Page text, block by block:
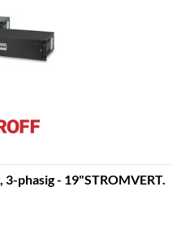
phasig - 19"STROMVERT.